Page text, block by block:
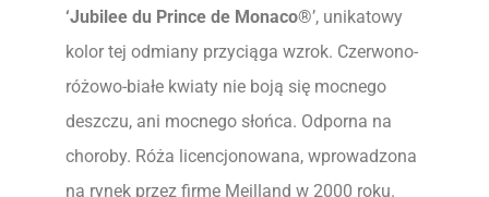
‘Jubilee du Prince de Monaco®’, unikatowy
kolor tej odmiany przyciąga wzrok. Czerwono-
różowo-białe kwiaty nie boją się mocnego
deszczu, ani mocnego słońca. Odporna na
choroby. Róża licencjonowana, wprowadzona
na rynek przez firmę Meilland w 2000 roku.